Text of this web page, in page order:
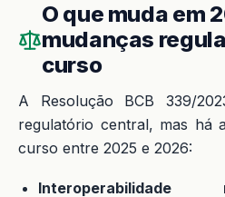
O que muda em
mudanças
curso
A Resolução BCB 339/
regulatório central, mas há
curso entre 2025 e 2026: